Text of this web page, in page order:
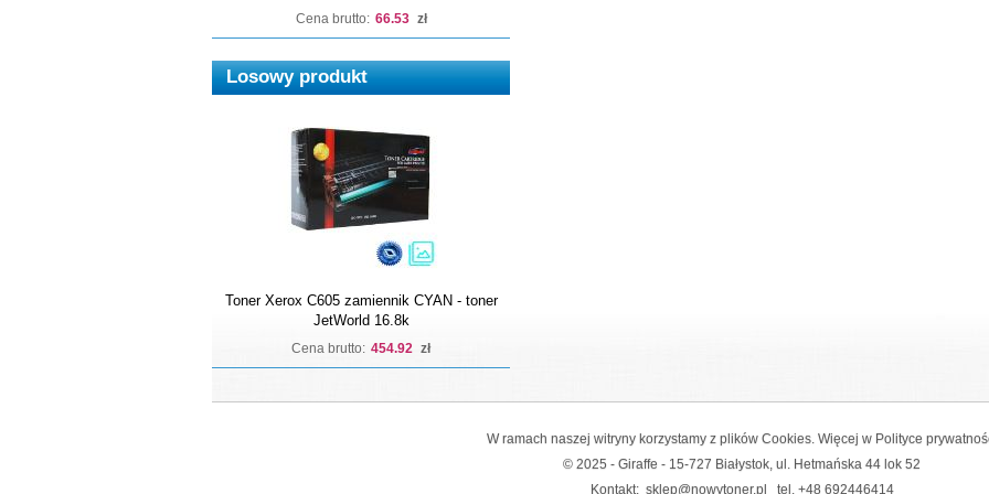
Cena brutto: 66.53 zł
Losowy produkt
Toner Xerox C605 zamiennik CYAN - toner
JetWorld 16.8k
Cena brutto: 454.92 zł
W ramach naszej witryny korzystamy z plików Cookies. Więcej w Polityce
© 2025 - Giraffe - 15-727 Białystok, ul. Hetmańska 44 lok 52
Kontakt: sklep@nowytoner.pl tel. +48 692446414